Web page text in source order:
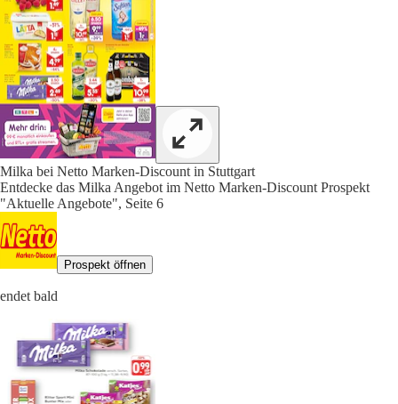
Milka bei Netto Marken-Discount in Stuttgart
Entdecke das Milka Angebot im Netto Marken-Discount Prospekt
"Aktuelle Angebote", Seite 6
Prospekt öffnen
endet bald